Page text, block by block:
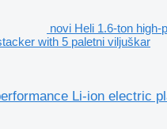
novi Heli 1.6-ton high-
with 5 paletni viljuškar
Li-ion electric